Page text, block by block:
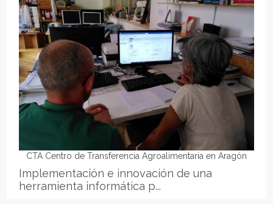
CTA Centro de Transferencia Agroalimentaria en Aragón
Implementación e innovación de una
herramienta informática p...